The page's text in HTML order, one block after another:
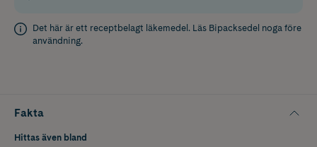
Det här är ett receptbelagt läkemedel. Läs Bipacksedel noga före
användning.
Fakta
Hittas även bland